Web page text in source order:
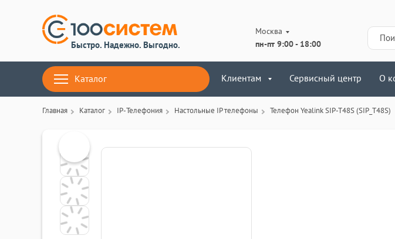
Быстро. Надежно. Выгодно.
Москва
пн-пт 9:00 - 18:00
Каталог Клиентам Сервисный центр О
Главная Каталог IP-Телефония Настольные IP телефоны Телефон Yealink SIP-T48S (SIP_T48S)